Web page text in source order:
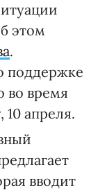
этом
.
поддержке
во время
10 апреля.
вводит